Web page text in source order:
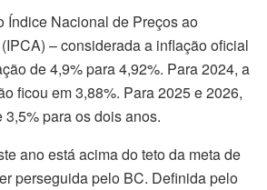
Índice Nacional de Preços ao
– considerada a inflação oficial
de 4,9% para 4,92%. Para 2024, a
ficou em 3,88%. Para 2025 e 2026,
para os dois anos.
ano está acima do teto da meta de
perseguida pelo BC. Definida pelo